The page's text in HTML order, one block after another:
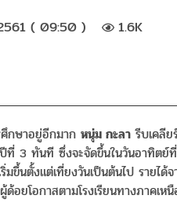
( 09:50 ) 1.6K
ศึกษาอยู่อีกมาก หนุ่ม กะลา รีบเคลีย
ปีที่ 3 ทันที ซึ่งจะจัดขึ้นในวันอาทิต
ขึ้นตั้งแต่เที่ยงวันเป็นต้นไป รายได้
อยโอกาสตามโรงเรียนทางภาคเห